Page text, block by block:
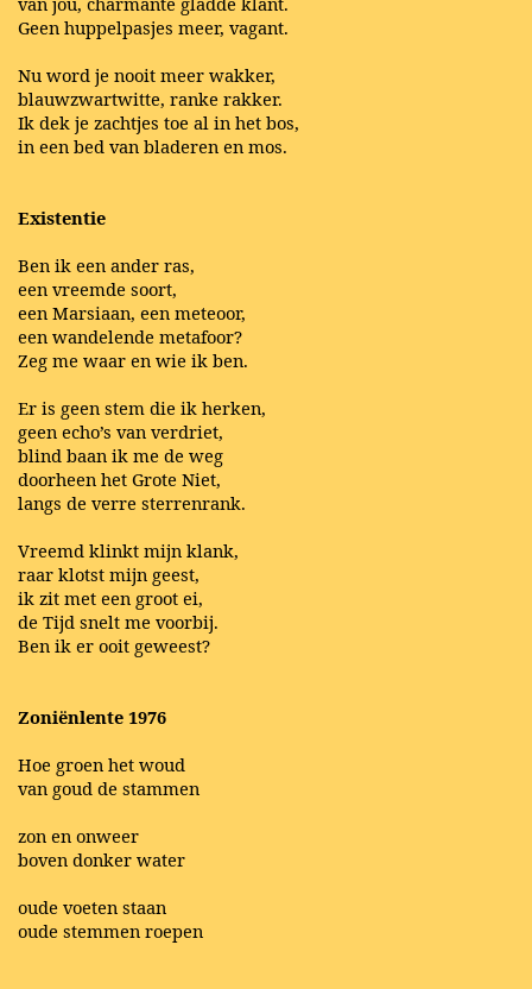
Geen huppelpasjes meer, vagant.
Nu word je nooit meer wakker,
blauwzwartwitte, ranke rakker.
Ik dek je zachtjes toe al in het bos,
in een bed van bladeren en mos.
Existentie
Ben ik een ander ras,
een vreemde soort,
een Marsiaan, een meteoor,
een wandelende metafoor?
Zeg me waar en wie ik ben.
Er is geen stem die ik herken,
geen echo’s van verdriet,
blind baan ik me de weg
doorheen het Grote Niet,
langs de verre sterrenrank.
Vreemd klinkt mijn klank,
raar klotst mijn geest,
ik zit met een groot ei,
de Tijd snelt me voorbij.
Ben ik er ooit geweest?
Zoniënlente 1976
Hoe groen het woud
van goud de stammen
zon en onweer
boven donker water
oude voeten staan
oude stemmen roepen